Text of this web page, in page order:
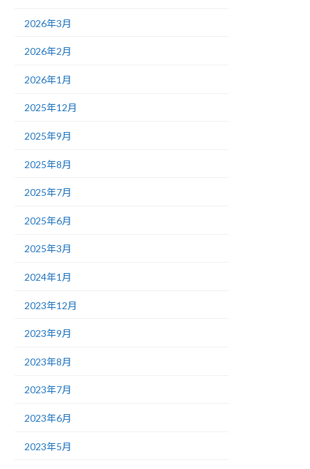
2026年3月
2026年2月
2026年1月
2025年12月
2025年9月
2025年8月
2025年7月
2025年6月
2025年3月
2024年1月
2023年12月
2023年9月
2023年8月
2023年7月
2023年6月
2023年5月